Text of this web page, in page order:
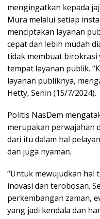
mengingatkan kepada
Mura melalui setiap
menciptakan layanan
cepat dan lebih mudah
tidak membuat
tempat layanan publik.
layanan publiknya,
Hetty, Senin (15/7/2024).
Politis NasDem
merupakan perwajahan
dari itu dalam hal
dan juga nyaman.
“Untuk mewujudkan
inovasi dan terobosan.
perkembangan zaman,
yang jadi kendala dan